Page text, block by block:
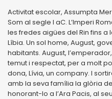
Activitat escolar, Assumpta
Som al segle I aC. L’Imperi
les fredes aigües del Rin fins
Líbia. Un sol home, August,
habitants. August,
temut i respectat, per a molt
dona, Lívia, un company. I
amb la seva família la glòria
honorant-lo a l’Ara Pacis, al